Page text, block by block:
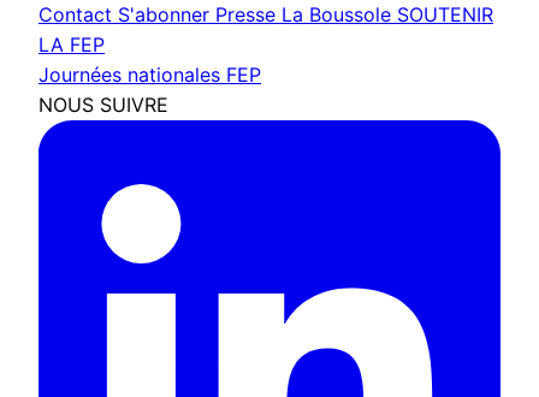
Contact S'abonner Presse La Boussole SOUTENIR
LA FEP
Journées nationales FEP
NOUS SUIVRE